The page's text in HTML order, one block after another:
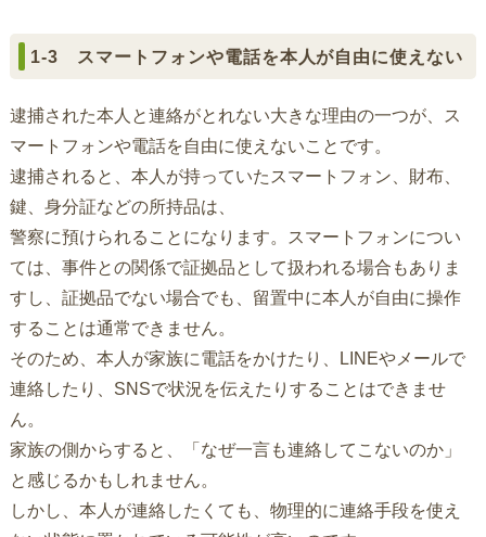
1-3 スマートフォンや電話を本人が自由に使えない
逮捕された本人と連絡がとれない大きな理由の一つが、ス
マートフォンや電話を自由に使えないことです。
逮捕されると、本人が持っていたスマートフォン、財布、
鍵、身分証などの所持品は、
警察に預けられることになります。スマートフォンについ
ては、事件との関係で証拠品として扱われる場合もありま
すし、証拠品でない場合でも、留置中に本人が自由に操作
することは通常できません。
そのため、本人が家族に電話をかけたり、LINEやメールで
連絡したり、SNSで状況を伝えたりすることはできませ
ん。
家族の側からすると、「なぜ一言も連絡してこないのか」
と感じるかもしれません。
しかし、本人が連絡したくても、物理的に連絡手段を使え